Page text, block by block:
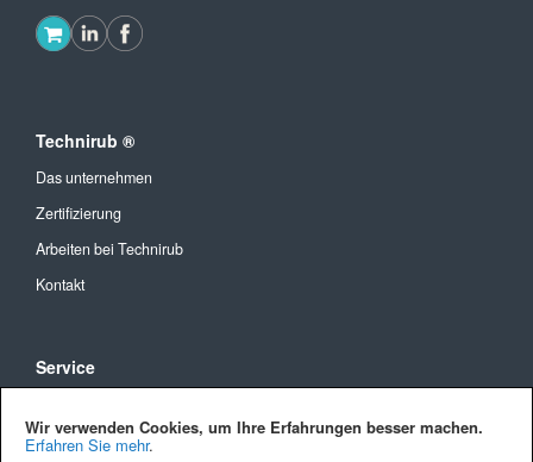
Wir verwenden Cookies, um Ihre Erfahrungen besser machen.
Erfahren Sie mehr.
Technirub ®
Das unternehmen
Zertifizierung
Arbeiten bei Technirub
Kontakt
Service
Versandkosten und Lieferung